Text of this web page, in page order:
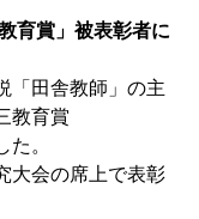
育賞」被表彰者に
「田舎教師」の主
教育賞
。
会の席上で表彰